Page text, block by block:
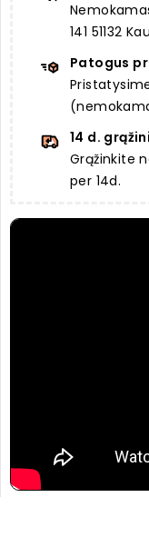
141 51132
Patogus
14 d.
Grąžinkite
per 14d.